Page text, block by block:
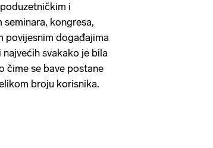
i
kongresa,
povijesnim događajima
svakako je bila
čime se bave postane
broju korisnika.